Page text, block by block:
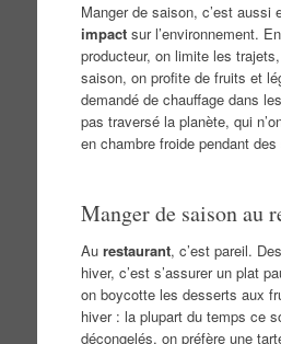
Manger de saison, c’est aussi
impactsur l’environnement.
producteur, on limite les
saison, on profite de fruits et
demandé de chauffage dans
pas traversé la planète, qui
en chambre froide pendant
Manger de saison au
Au restaurant, c’est pareil.
hiver, c’est s’assurer un plat
on boycotte les desserts aux
hiver : la plupart du temps ce
décongelés, on préfère une